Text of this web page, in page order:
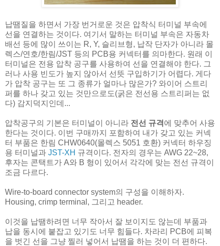
납땜질을 하면서 가장 번거로운 것은 압착식 터미널 부속에
선을 연결하는 것이다. 여기서 말하는 터미널 부속은 자동차
배선 등에 많이 쓰이는 R, Y, 슬리브형, 납작 단자가 아니라 몰
렉스/연호/한림/JST 등의 PCB용 커넥터를 의마한다. 원래 이
터미널은 전용 압착 공구를 사용하여 선을 연결해야 한다. 그
러나 사용 빈도가 높지 않아서 선뜻 구입하기가 어렵다. 게다
가 압착 공구는 또 그 종류가 얼마나 많은가? 와이어 스트리
퍼를 하나 갖고 있는 것만으로도(굵은 전선용 스트리퍼는 없
다) 감지덕지인데...
압착공구의 기본은 터미널이 아니라 전선 규격 에 맞추어 사용
한다는 것이다. 이번 구매까지 포함하여 내가 갖고 있는 커넥
터 부품은 한림 CHW0640(몰렉스 5051 호환) 커넥터 하우징
용 터미널과 JST-XH 규격이다. 전자의 경우는 AWG 22~28,
후자는 콘택트가 A와 B 형이 있어서 각각에 맞는 전선 규격이
조금 다르다.
Wire-to-board connector system의 구성을 이해하자.
Housing, crimp terminal, 그리고 header.
이것을 납땜하려면 너무 작아서 잘 보이지도 않는데 부품과
납을 동시에 붙잡고 있기도 너무 힘들다. 차라리 PCB에 피복
을 벗긴 선을 그냥 찔러 넣어서 납땜을 하는 것이 더 편하다.